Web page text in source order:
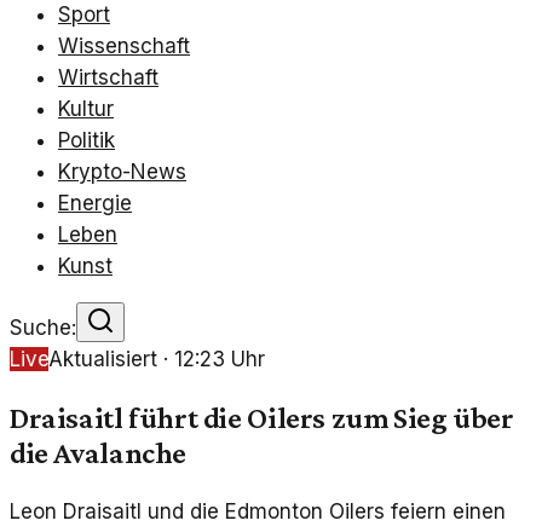
Sport
Wissenschaft
Wirtschaft
Kultur
Politik
Krypto-News
Energie
Leben
Kunst
Suche:
LiveAktualisiert · 12:23 Uhr
Draisaitl führt die Oilers zum Sieg über
die Avalanche
Leon Draisaitl und die Edmonton Oilers feiern einen